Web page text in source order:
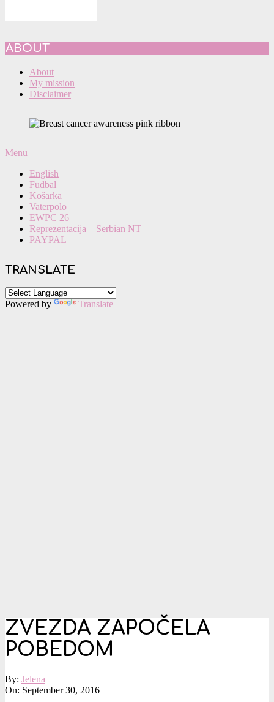
ABOUT
About
My mission
Disclaimer
Primary
Menu
Menu
English
Fudbal
Košarka
Vaterpolo
EWPC 26
Reprezentacija – Serbian NT
PAYPAL
TRANSLATE
Powered by Translate
ZVEZDA ZAPOČELA
POBEDOM
By: Jelena
On: September 30, 2016